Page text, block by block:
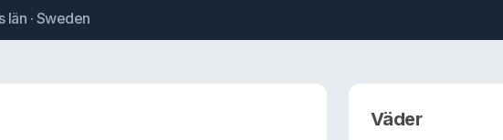
län · Sweden
Väder